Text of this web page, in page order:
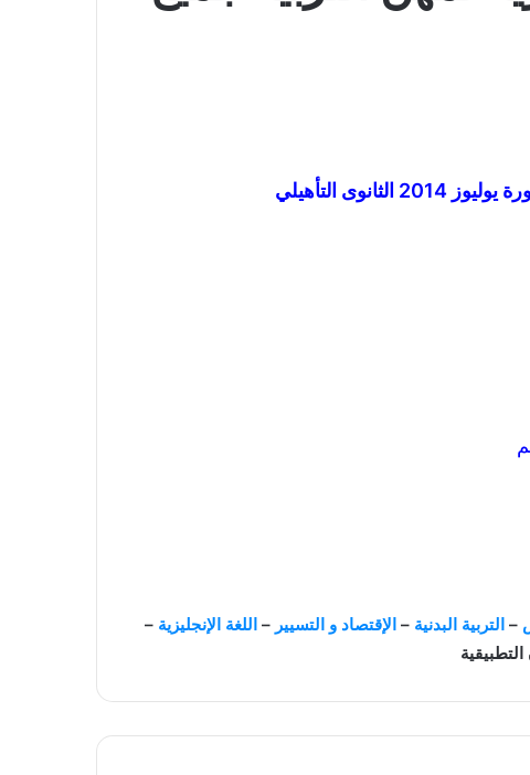
التأهيلي
– التربية البدنية – الإقتصاد و التسيير – اللغة الإنجليزية –